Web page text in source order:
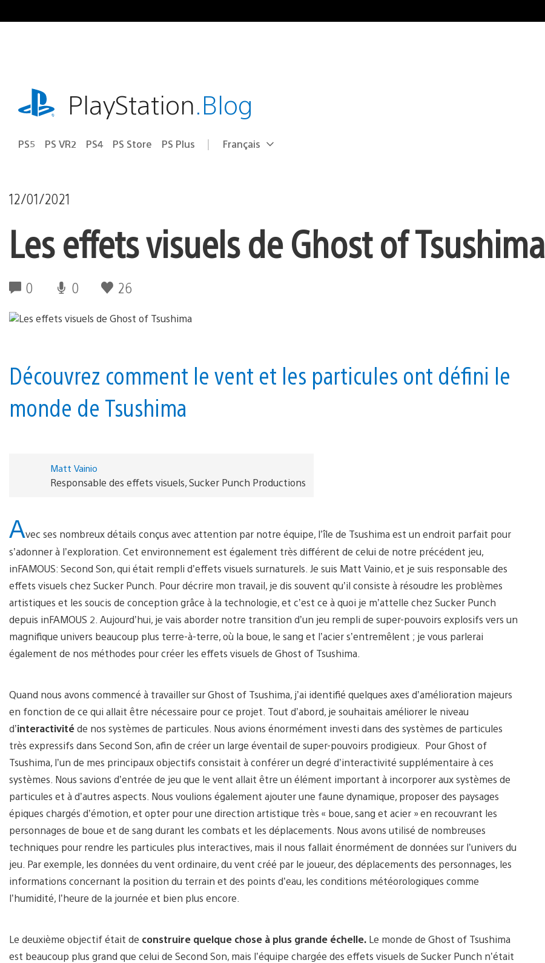
au
playstation.comPlayStation.Blog
PS5 PS VR2 PS4 PS Store PS Plus Choisir
Région
Français
12/01/2021
Les effets visuels de Ghost of Tsushima
0 0 26
Découvrez comment le vent et les particules ont défini le
monde de Tsushima
Matt Vainio
Responsable des effets visuels, Sucker Punch Productions
Avec ses nombreux détails conçus avec attention par notre équipe, l’île de Tsushima est un endroit parfait pour
s’adonner à l’exploration. Cet environnement est également très différent de celui de notre précédent jeu,
inFAMOUS: Second Son, qui était rempli d’effets visuels surnaturels. Je suis Matt Vainio, et je suis responsable des
effets visuels chez Sucker Punch. Pour décrire mon travail, je dis souvent qu’il consiste à résoudre les problèmes
artistiques et les soucis de conception grâce à la technologie, et c’est ce à quoi je m’attelle chez Sucker Punch
depuis inFAMOUS 2. Aujourd’hui, je vais aborder notre transition d’un jeu rempli de super-pouvoirs explosifs vers un
magnifique univers beaucoup plus terre-à-terre, où la boue, le sang et l’acier s’entremêlent ; je vous parlerai
également de nos méthodes pour créer les effets visuels de Ghost of Tsushima.
Quand nous avons commencé à travailler sur Ghost of Tsushima, j’ai identifié quelques axes d’amélioration majeurs
en fonction de ce qui allait être nécessaire pour ce projet. Tout d’abord, je souhaitais améliorer le niveau
d’interactivitéde nos systèmes de particules. Nous avions énormément investi dans des systèmes de particules
très expressifs dans Second Son, afin de créer un large éventail de super-pouvoirs prodigieux. Pour Ghost of
Tsushima, l’un de mes principaux objectifs consistait à conférer un degré d’interactivité supplémentaire à ces
systèmes. Nous savions d’entrée de jeu que le vent allait être un élément important à incorporer aux systèmes de
particules et à d’autres aspects. Nous voulions également ajouter une faune dynamique, proposer des paysages
épiques chargés d’émotion, et opter pour une direction artistique très « boue, sang et acier » en recouvrant les
personnages de boue et de sang durant les combats et les déplacements. Nous avons utilisé de nombreuses
techniques pour rendre les particules plus interactives, mais il nous fallait énormément de données sur l’univers du
jeu. Par exemple, les données du vent ordinaire, du vent créé par le joueur, des déplacements des personnages, les
informations concernant la position du terrain et des points d’eau, les conditions météorologiques comme
l’humidité, l’heure de la journée et bien plus encore.
Le deuxième objectif était de construire quelque chose à plus grande échelle. Le monde de Ghost of Tsushima
est beaucoup plus grand que celui de Second Son, mais l’équipe chargée des effets visuels de Sucker Punch n’était